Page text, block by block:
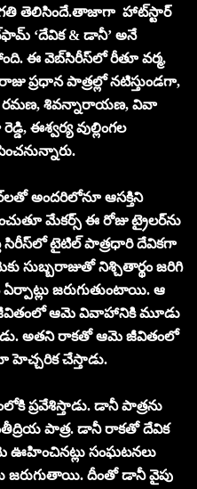
తెలిసిందే.తాజాగా హాట్‌స్టార్
‘దేవిక & డానీ’ అనే
ఈ వెబ్‌సిరీస్‌లో రీతూ వర్మ,
ప్రధాన పాత్రల్లో నటిస్తుండగా,
రమణ, శివన్నారాయణ, వివా
ఈశ్వర్య వుల్లింగల
అందరిలోనూ ఆసక్తిని
మేకర్స్ ఈ రోజు ట్రైలర్‌ను
సిరీస్‌లో టైటిల్ పాత్రధారి దేవికగా
సుబ్బరాజుతో నిశ్చితార్థం జరిగి
జరుగుతుంటాయి. ఆ
ఆమె వివాహానికి మూడు
అతని రాకతో ఆమె జీవితంలో
హెచ్చరిక చేస్తాడు.
ప్రవేశిస్తాడు. డానీ పాత్రను
పాత్ర. డానీ రాకతో దేవిక
ఊహించినట్లు సంఘటనలు
జరుగుతాయి. దీంతో డానీ వైపు